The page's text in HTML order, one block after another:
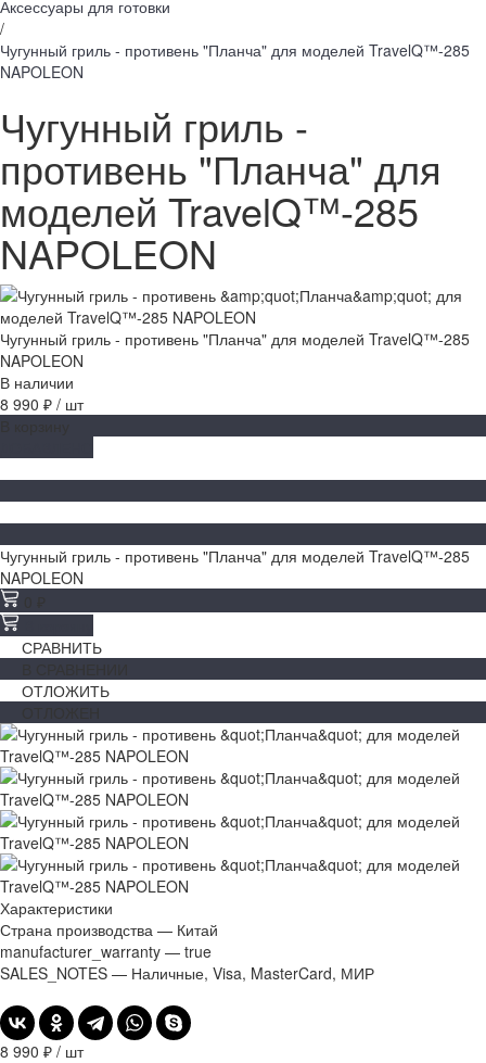
Аксессуары для готовки
/
Чугунный гриль - противень "Планча" для моделей TravelQ™-285
NAPOLEON
Чугунный гриль -
противень "Планча" для
моделей TravelQ™-285
NAPOLEON
Чугунный гриль - противень "Планча" для моделей TravelQ™-285
NAPOLEON
В наличии
8 990 ₽ / шт
Чугунный гриль - противень "Планча" для моделей TravelQ™-285
NAPOLEON
СРАВНИТЬ
ОТЛОЖИТЬ
Характеристики
Страна производства — Китай
manufacturer_warranty — true
SALES_NOTES — Наличные, Visa, MasterCard, МИР
8 990 ₽ / шт